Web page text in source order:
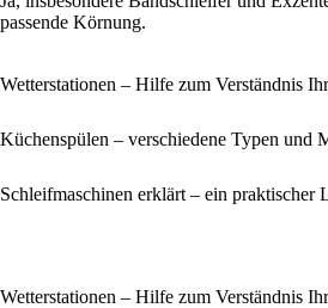
passende Körnung.
Wetterstationen – Hilfe zum Verständnis
Küchenspülen – verschiedene Typen und
Schleifmaschinen erklärt – ein
Wetterstationen – Hilfe zum Verständnis